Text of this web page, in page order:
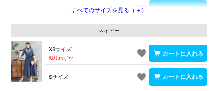
すべてのサイズを見る（＋）
ネイビー
XSサイズ
残りわずか
Sサイズ